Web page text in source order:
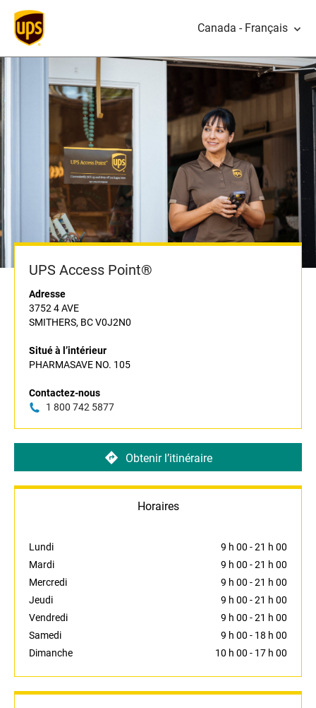
Canada - Français
UPS Access Point®
Adresse
3752 4 AVE
SMITHERS, BC V0J2N0
Situé à l’intérieur
PHARMASAVE NO. 105
Contactez-nous
1 800 742 5877
Obtenir l’itinéraire
Horaires
Lundi 9 h 00 -21 h 00
Mardi
9 h 00 -21 h 00
Mercredi
9 h 00 -21 h 00
Jeudi
9 h 00 -21 h 00
Vendredi
9 h 00 -21 h 00
Samedi
9 h 00 - 18 h 00
Dimanche
10 h 00 - 17 h 00